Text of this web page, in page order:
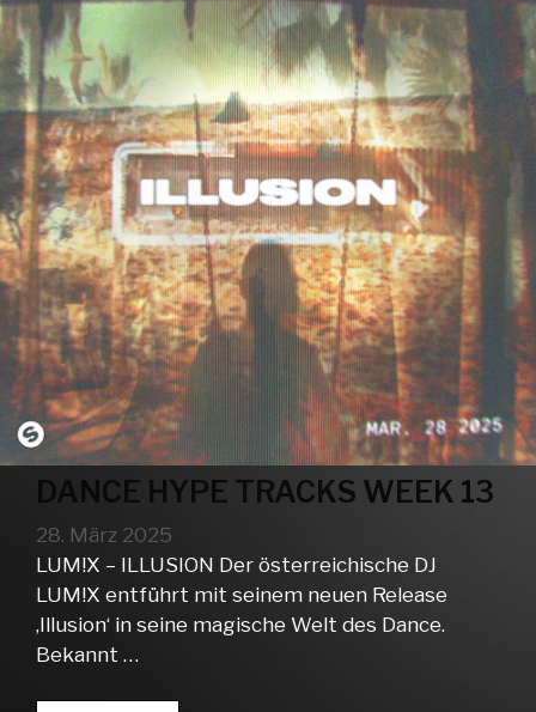
DANCE HYPE TRACKS WEEK 13
28. März 2025
LUM!X – ILLUSION Der österreichische DJ
LUM!X entführt mit seinem neuen Release
‚Illusion‘ in seine magische Welt des Dance.
Bekannt …